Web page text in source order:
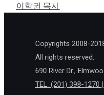
이학권 목사
Copyrights 2008-
All rights reserved.
690 River Dr.,
TEL: (201) 398-1270